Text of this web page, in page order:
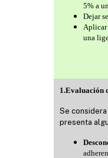
5% a
Dejar
Aplicar
una
1.Evaluación
Se
presenta